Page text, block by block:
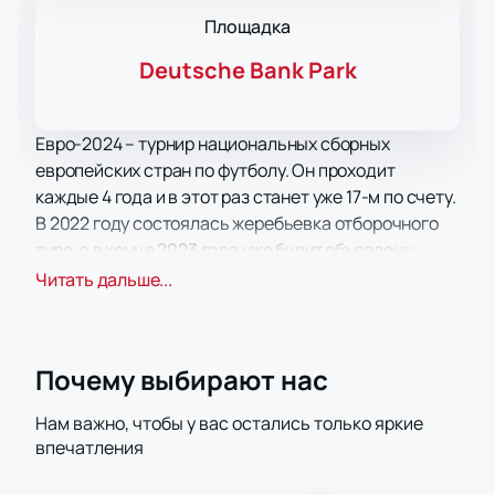
Площадка
Deutsche Bank Park
Евро-2024 – турнир национальных сборных
европейских стран по футболу. Он проходит
каждые 4 года и в этот раз станет уже 17-м по счету.
В 2022 году состоялась жеребьевка отборочного
тура, а в конце 2023 года уже будут объявлены
сборные, участвующие в финальном туре.
чемпионата.
самых современных стадионах. Имена остальных
23 участников определит победа или второе место
Читать дальше...
Почему выбирают нас
Нам важно, чтобы у вас остались только яркие
впечатления